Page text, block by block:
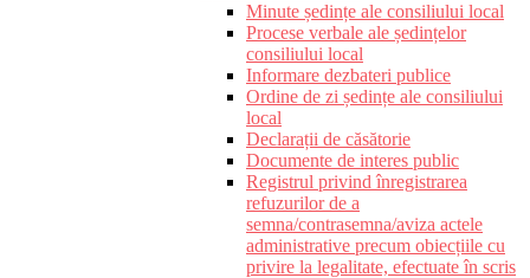
Minute ședințe ale consiliului local
Procese verbale ale ședințelor
consiliului local
Informare dezbateri publice
Ordine de zi ședințe ale consiliului
local
Declarații de căsătorie
Documente de interes public
Registrul privind înregistrarea
refuzurilor de a
semna/contrasemna/aviza actele
administrative precum obiecțiile cu
privire la legalitate, efectuate în scris